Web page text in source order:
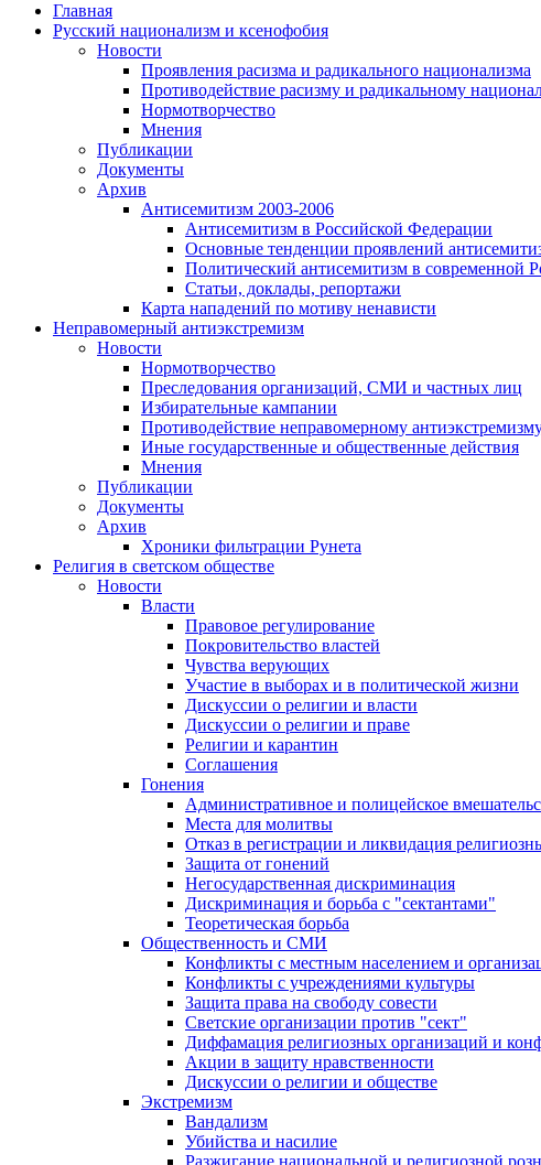
Главная
Русский национализм и ксенофобия
Новости
Проявления расизма и радикального национализма
Противодействие расизму и радикальному
Нормотворчество
Мнения
Публикации
Документы
Архив
Антисемитизм 2003-2006
Антисемитизм в Российской Федерации
Основные тенденции проявлений
Политический антисемитизм в современной
Статьи, доклады, репортажи
Карта нападений по мотиву ненависти
Неправомерный антиэкстремизм
Новости
Нормотворчество
Преследования организаций, СМИ и частных лиц
Избирательные кампании
Противодействие неправомерному
Иные государственные и общественные действия
Мнения
Публикации
Документы
Архив
Хроники фильтрации Рунета
Религия в светском обществе
Новости
Власти
Правовое регулирование
Покровительство властей
Чувства верующих
Участие в выборах и в политической жизни
Дискуссии о религии и власти
Дискуссии о религии и праве
Религии и карантин
Соглашения
Гонения
Административное и полицейское
Места для молитвы
Отказ в регистрации и ликвидация
Защита от гонений
Негосударственная дискриминация
Дискриминация и борьба с "сектантами"
Теоретическая борьба
Общественность и СМИ
Конфликты с местным населением и
Конфликты с учреждениями культуры
Защита права на свободу совести
Светские организации против "сект"
Диффамация религиозных организаций и
Акции в защиту нравственности
Дискуссии о религии и обществе
Экстремизм
Вандализм
Убийства и насилие